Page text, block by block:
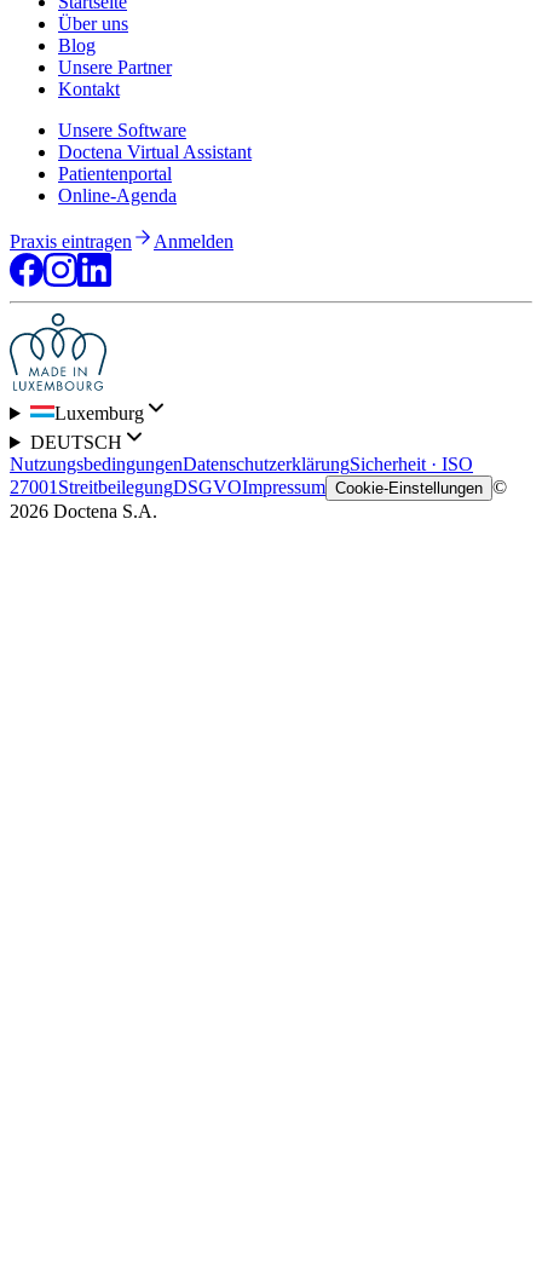
Über uns
Blog
Unsere Partner
Kontakt
Unsere Software
Doctena Virtual Assistant
Patientenportal
Online-Agenda
Praxis eintragen Anmelden
Luxemburg
DEUTSCH
NutzungsbedingungenDatenschutzerklärungSicherheit · ISO
27001 StreitbeilegungDSGVOImpressum Cookie-Einstellungen ©
2026 Doctena S.A.